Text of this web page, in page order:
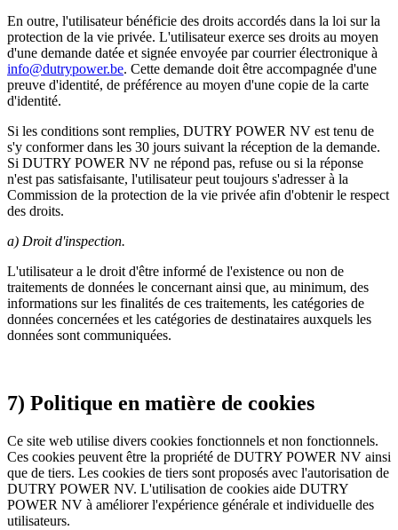
En outre, l'utilisateur bénéficie des droits accordés dans la loi sur la
protection de la vie privée. L'utilisateur exerce ses droits au moyen
d'une demande datée et signée envoyée par courrier électronique à
info@dutrypower.be. Cette demande doit être accompagnée d'une
preuve d'identité, de préférence au moyen d'une copie de la carte
d'identité.
Si les conditions sont remplies, DUTRY POWER NV est tenu de
s'y conformer dans les 30 jours suivant la réception de la demande.
Si DUTRY POWER NV ne répond pas, refuse ou si la réponse
n'est pas satisfaisante, l'utilisateur peut toujours s'adresser à la
Commission de la protection de la vie privée afin d'obtenir le respect
des droits.
a) Droit d'inspection.
L'utilisateur a le droit d'être informé de l'existence ou non de
traitements de données le concernant ainsi que, au minimum, des
informations sur les finalités de ces traitements, les catégories de
données concernées et les catégories de destinataires auxquels les
données sont communiquées.
7) Politique en matière de cookies
Ce site web utilise divers cookies fonctionnels et non fonctionnels.
Ces cookies peuvent être la propriété de DUTRY POWER NV ainsi
que de tiers. Les cookies de tiers sont proposés avec l'autorisation de
DUTRY POWER NV. L'utilisation de cookies aide DUTRY
POWER NV à améliorer l'expérience générale et individuelle des
utilisateurs.